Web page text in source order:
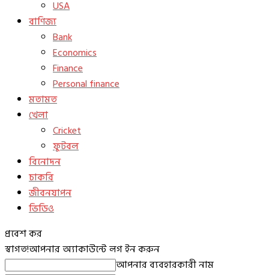
USA
বাণিজ্য
Bank
Economics
Finance
Personal finance
মতামত
খেলা
Cricket
ফুটবল
বিনোদন
চাকরি
জীবনযাপন
ভিডিও
প্রবেশ কর
স্বাগত!আপনার অ্যাকাউন্টে লগ ইন করুন
আপনার ব্যবহারকারী নাম